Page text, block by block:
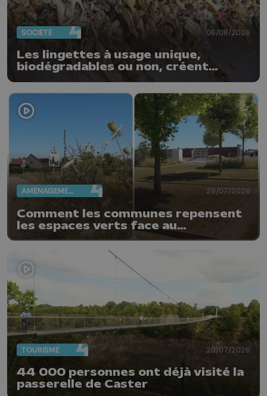
SOCIÉTÉ 06/08/2026
Les lingettes à usage unique,
biodégradables ou non, créent
quotidiennement des bouchons
dans nos stations d'épuration
AMÉNAGEMENT DU TERRITOIRE 29/07/2026
Comment les communes repensent
les espaces verts face au
changement climatique
TOURISME 20/07/2026
44 000 personnes ont déjà visité la
passerelle de Caster